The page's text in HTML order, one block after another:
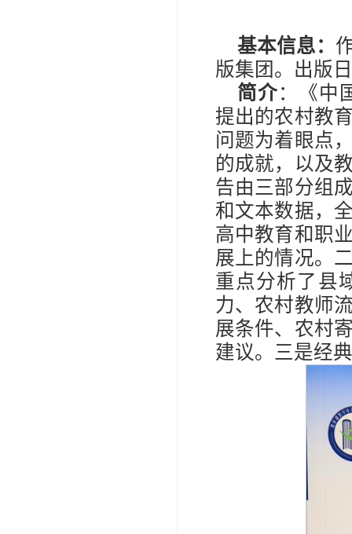
基本信息：
版集团。出版
简介：《中
提出的农村教
问题为着眼点
的成就，以及
告由三部分组
和文本数据，
高中教育和职
展上的情况。
重点分析了县
力、农村教师
展条件、农村
建议。三是经